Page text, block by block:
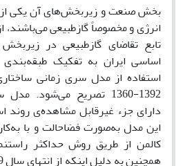
بخش صنعت و زیربخش‌های آن یکی از
انرژی و مخصوصاً گازطبیعی می‌باشند،
تابع تقاضای گازطبیعی در
اساسی ایران به تفکیک
استفاده از مدل سری زمانی
1392-1360 تصریح می‌شود.
دارای جزء غیرقابل‌ مشاهده‌ی
این مدل به‌صورت فضاحالت و با
کالمن از طریق روش ‌حداکثر